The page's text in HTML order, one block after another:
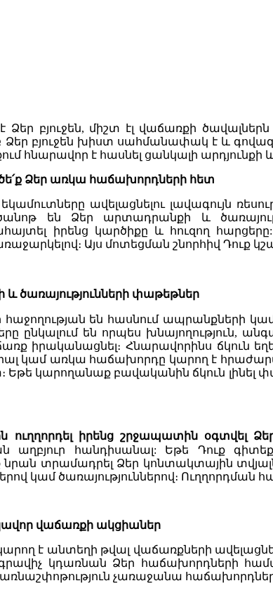
բյուջեն, միշտ էլ վաճառքի ծավալներն
Ձեր բյուջեն խիստ սահմանափակ է և
հնարավոր է հասնել ցանկալի արդյունքի
Ձեր առկա հաճախորդների հետ
ավելացնելու լավագույն
են Ձեր արտադրանքի և
իրենց կարծիքը և հուզող հարցերը:
Այս մոտեցման շնորհիվ Դուք
ծառայությունների փաթեթներ
են հասնում ապրանքների
ընկալում են որպես խնայողություն,
իրականացնել։ Հնարավորինս ճկուն
կամ առկա հաճախորդը կարող է
Եթե կարողանաք բավականին ճկուն
ուղղորդել իրենց շրջապատին օգտվել Ձեր
աղբյուր հանդիսանալ: Եթե Դուք
նրան տրամադրել Ձեր կոնտակտային
կամ ծառայություններով։ Ուղղորդման
վաճառքի ակցիաներ
է անտեղի թվալ վաճառքների
գրավիչ կդառնան Ձեր հաճախորդների
չառաջանա